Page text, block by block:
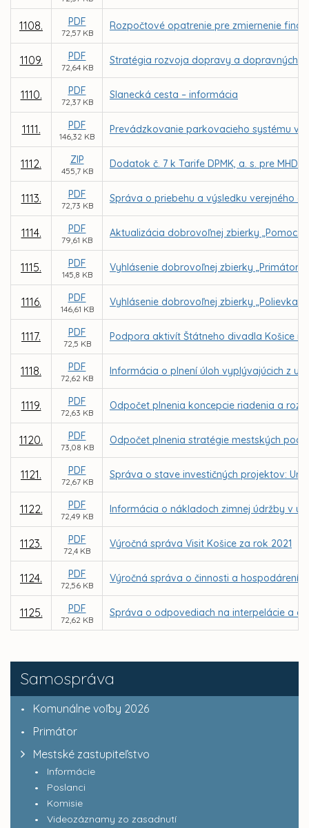
Samospráva
Komunálne voľby 2026
Primátor
Mestské zastupiteľstvo
Informácie
Poslanci
Komisie
Videozáznamy zo zasadnutí
1108. PDF
72,57 KB
Rozpočtové opatrenie pre zmiernenie
1109. PDF
72,64 KB
Stratégia rozvoja dopravy a dopravných
1110. PDF
72,37 KB
Slanecká cesta – informácia
1111. PDF
146,32 KB
Prevádzkovanie parkovacieho systému v
1112. ZIP
455,7 KB
Dodatok č. 7 k Tarife DPMK, a. s. pre MHD
1113. PDF
72,73 KB
Správa o priebehu a výsledku verejného
1114. PDF
79,61 KB
Aktualizácia dobrovoľnej zbierky „Pomoc
1115. PDF
145,8 KB
Vyhlásenie dobrovoľnej zbierky
1116. PDF
146,61 KB
Vyhlásenie dobrovoľnej zbierky „Polievka
1117. PDF
72,5 KB
Podpora aktivít Štátneho divadla Košice
1118. PDF
72,62 KB
Informácia o plnení úloh vyplývajúcich z
1119. PDF
72,63 KB
Odpočet plnenia koncepcie riadenia a
1120. PDF
73,08 KB
Odpočet plnenia stratégie mestských
1121. PDF
72,67 KB
Správa o stave investičných projektov:
1122. PDF
72,49 KB
Informácia o nákladoch zimnej údržby v
1123. PDF
72,4 KB
Výročná správa Visit Košice za rok 2021
1124. PDF
72,56 KB
Výročná správa o činnosti a hospodárení
1125. PDF
72,62 KB
Správa o odpovediach na interpelácie a